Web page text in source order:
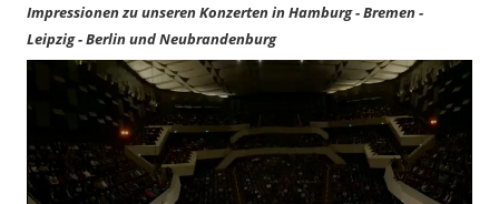
Impressionen zu unseren Konzerten in Hamburg - Bremen -
Leipzig - Berlin und Neubrandenburg